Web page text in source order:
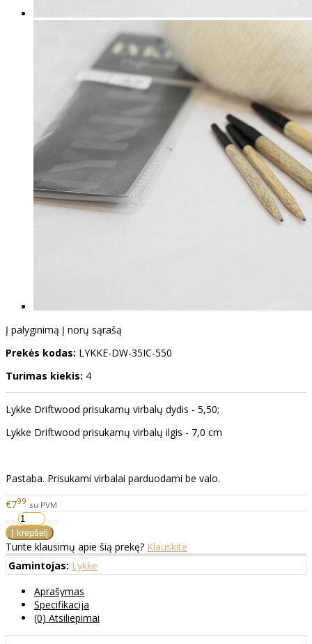
Į palyginimą Į norų sąrašą
Prekės kodas: LYKKE-DW-35IC-550
Turimas kiekis: 4
Lykke Driftwood prisukamų virbalų dydis - 5,50;
Lykke Driftwood prisukamų virbalų ilgis - 7,0 cm
Pastaba. Prisukami virbalai parduodami be valo.
€799 su PVM
Turite klausimų apie šią prekę? Klauskite
Gamintojas: Lykke
Aprašymas
Specifikacija
(0) Atsiliepimai